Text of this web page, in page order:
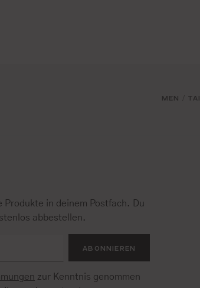
MEN
Produkte in deinem Postfach. Du
abbestellen.
ABONNIEREN
zur Kenntnis genommen